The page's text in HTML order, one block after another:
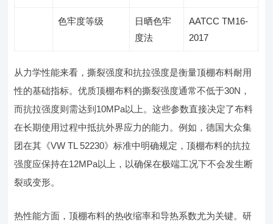
色牢度等级
日晒色牢
度法
AATCC TM16-
2017
从力学性能来看，撕裂强度和抗拉强度是衡量顶棚布料耐用
性的基础指标。优质顶棚布料的撕裂强度通常不低于30N，
而抗拉强度则需达到10MPa以上。这些参数直接决定了布料
在长期使用过程中抵抗外界应力的能力。例如，德国大众集
团在其《VW TL 52230》标准中明确规定，顶棚布料的抗拉
强度应保持在12MPa以上，以确保在极端工况下不会发生断
裂或变形。
热性能方面，顶棚布料的热收缩率和导热系数尤为关键。研